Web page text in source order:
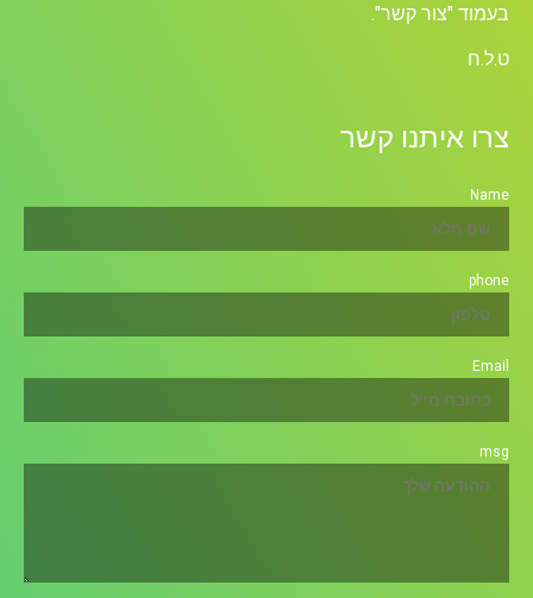
בעמוד "צור קשר".
ט.ל.ח
צרו איתנו קשר
Name
phone
Email
msg